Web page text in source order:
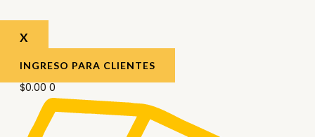
X
INGRESO PARA CLIENTES
$0.00 0